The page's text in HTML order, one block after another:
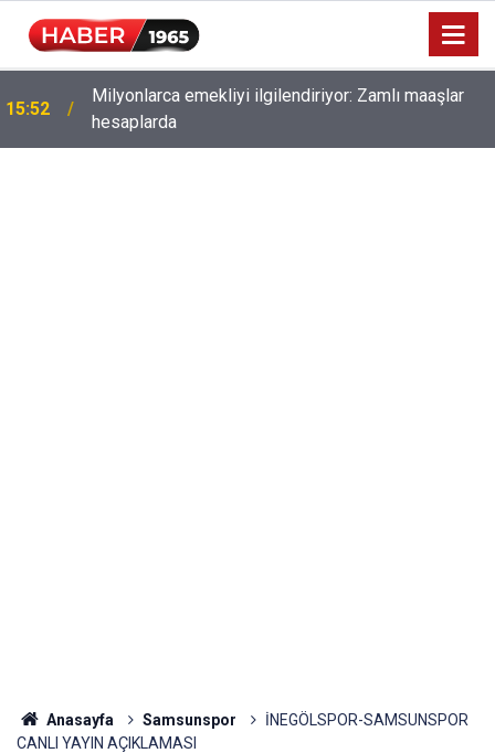
15:52
Milyonlarca emekliyi ilgilendiriyor: Zamlı maaşlar
hesaplarda
Anasayfa Samsunspor
İNEGÖLSPOR-SAMSUNSPOR
CANLI YAYIN AÇIKLAMASI